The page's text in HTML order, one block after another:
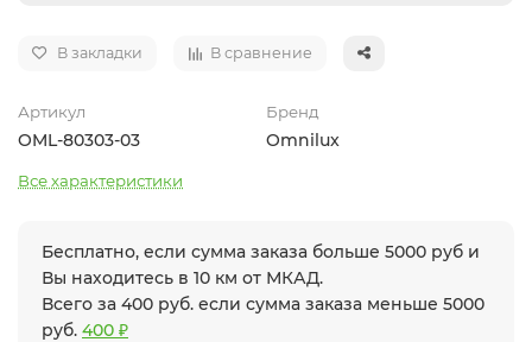
В закладки В сравнение
Артикул
OML-80303-03
Бренд
Omnilux
Все характеристики
Бесплатно, если сумма заказа больше 5000 руб и
Вы находитесь в 10 км от МКАД.
Всего за 400 руб. если сумма заказа меньше 5000
руб. 400 ₽